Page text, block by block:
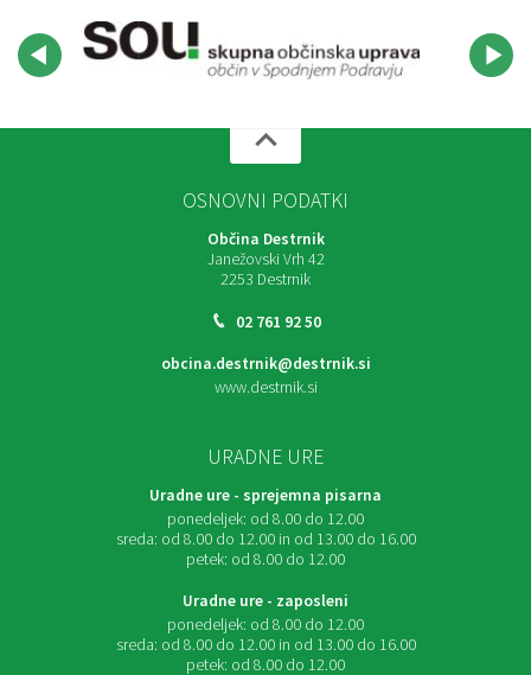
OSNOVNI PODATKI
Občina Destrnik
Janežovski Vrh 42
2253 Destrnik
02 761 92 50
obcina.destrnik@destrnik.si
www.destrnik.si
URADNE URE
Uradne ure - sprejemna pisarna
ponedeljek: od 8.00 do 12.00
sreda: od 8.00 do 12.00 in od 13.00 do 16.00
petek: od 8.00 do 12.00
Uradne ure - zaposleni
ponedeljek: od 8.00 do 12.00
sreda: od 8.00 do 12.00 in od 13.00 do 16.00
petek: od 8.00 do 12.00